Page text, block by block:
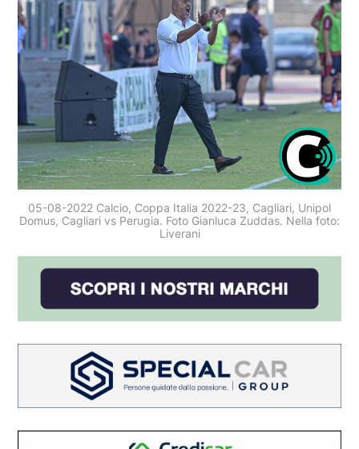
05-08-2022 Calcio, Coppa Italia 2022-23, Cagliari, Unipol
Domus, Cagliari vs Perugia. Foto Gianluca Zuddas. Nella foto:
Liverani